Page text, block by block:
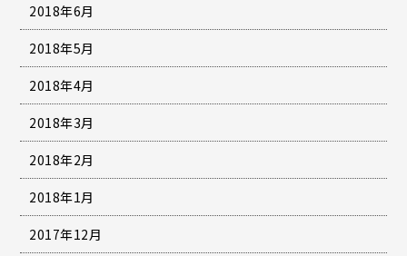
2018年6月
2018年5月
2018年4月
2018年3月
2018年2月
2018年1月
2017年12月